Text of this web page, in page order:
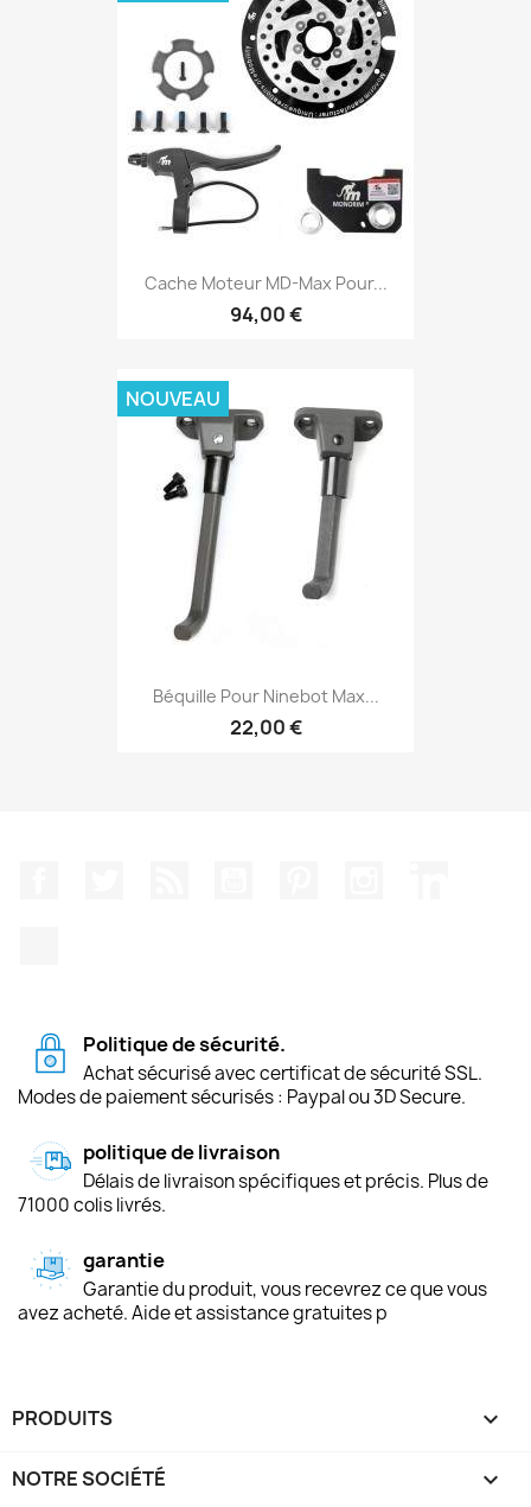
Cache Moteur MD-Max Pour...
94,00 €
Béquille Pour Ninebot Max...
22,00 €
NOUVEAU
Politique de sécurité.
Achat sécurisé avec certificat de sécurité SSL.
Modes de paiement sécurisés : Paypal ou 3D Secure.
politique de livraison
Délais de livraison spécifiques et précis. Plus de
71000 colis livrés.
garantie
Garantie du produit, vous recevrez ce que vous
avez acheté. Aide et assistance gratuites p
PRODUITS 
NOTRE SOCIÉTÉ 